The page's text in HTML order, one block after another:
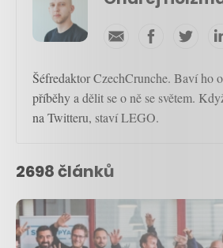
Šéfredaktor CzechCrunche. Baví ho
příběhy a dělit se o ně se světem.
na Twitteru, staví LEGO.
2698 článků